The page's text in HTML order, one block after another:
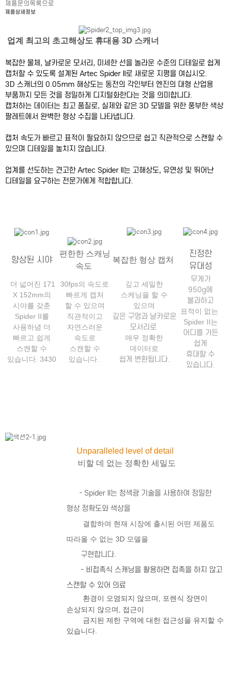
제품문의 목록으로
제품상세정보
업계 최고의 초고해상도 휴대용 3D 스캐너
복잡한 물체, 날카로운 모서리, 미세한 선을 놀라운 수준의 디테일로 쉽게
캡처할 수 있도록 설계된 Artec Spider II로 새로운 지평을 여십시오.
3D 스캐너의 0.05mm 해상도는 동전의 각인부터 엔진의 대형 산업용
부품까지 모든 것을 정밀하게 디지털화한다는 것을 의미합니다.
캡처하는 데이터는 최고 품질로, 실제와 같은 3D 모델을 위한 풍부한 색상
팔레트에서 완벽한 형상 수집을 나타냅니다.
캡처 속도가 빠르고 표적이 필요하지 않으므로 쉽고 직관적으로 스캔할 수
있으며 디테일을 놓치지 않습니다.
업계를 선도하는 견고한 Artec Spider II는 고해상도, 유연성 및 뛰어난
디테일을 요구하는 전문가에게 적합합니다.
향상된 시야
편한한 스캐닝
속도
복잡한 형상 캡처
진정한
유대성
더 넓어진 171
X 152mm의
시야를 갖춘
Spider II를
사용하념 더
빠르고 쉽게
스캔할 수
있습니다. 3430
30fps의 속도로
빠르게 캡처
할 수 있으며
직관적이고
자연스러운
속도로
스캔할 수
있습니다.
깊고 세밀한
스케닝을 할 수
있으며
깊은 구멍과 날카로운
모서리로
매우 정확한
데이터로
쉽게 변환됩니다.
무게가
950g에
불과하고
표적이 없는
Spider II는
어디를 가든
쉽게
휴대할 수
있습니다.
Unparalleled level of detail
비할 데 없는 정확한 세밀도
- Spider II는 청색광 기술을 사용하여 정밀한
형상 정확도와 색상을
결합하여 현재 시장에 출시된 어떤 제품도
따라올 수 없는 3D 모델을
구현합니다.
- 비접촉식 스캐닝을 활용하면 접촉을 하지 않고
스캔할 수 있어 의료
환경이 오염되지 않으며
, 포렌식 장면이
손상되지 않으며, 접근이
금지된 제한 구역에 대한 접근성을 유지할 수
있습니다.